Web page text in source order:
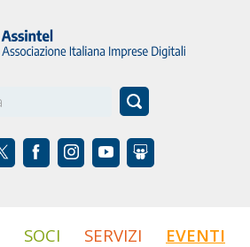
SOCI SERVIZI EVENTI